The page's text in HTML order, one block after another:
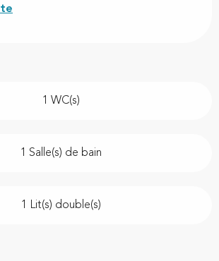
1 WC(s)
1 Salle(s) de bain
1 Lit(s) double(s)